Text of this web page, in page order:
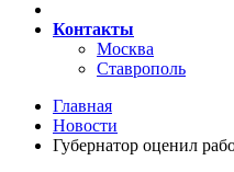
Контакты
Москва
Ставрополь
Главная
Новости
Губернатор оценил